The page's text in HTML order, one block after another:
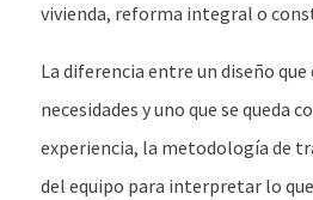
vivienda, reforma integral o
La diferencia entre un diseño
necesidades y uno que se queda
experiencia, la metodología de
del equipo para interpretar lo